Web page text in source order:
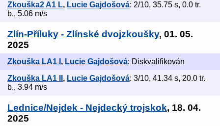
Zkouška2 A1 L, Lucie Gajdošová: 2/10, 35.75 s, 0.0 tr.
b., 5.06 m/s
Zlín-Příluky - Zlínské dvojzkoušky, 01. 05.
2025
Zkouška LA1 I , Lucie Gajdošová: Diskvalifikován
Zkouška LA1 II , Lucie Gajdošová: 3/10, 41.34 s, 20.0 tr.
b., 3.94 m/s
Lednice/Nejdek - Nejdecký trojskok, 18. 04.
2025